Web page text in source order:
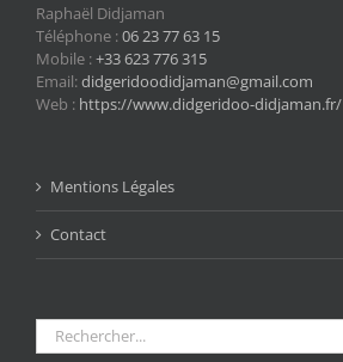
Raphaël Didjaman
Téléphone :06 23 77 63 15
Mobile :+33 623 776 315
Email:didgeridoodidjaman@gmail.com
Web : https://www.didgeridoo-didjaman.fr/
Mentions Légales
Contact
Rechercher: